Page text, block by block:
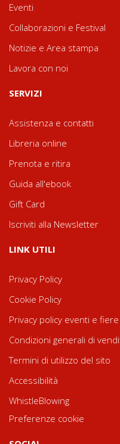
Eventi
Collaborazioni e Festival
Notizie e Area stampa
Lavora con noi
SERVIZI
Assistenza e contatti
Libreria online
Prenota e ritira
Guida all'ebook
Gift Card
Iscriviti alla Newsletter
LINK UTILI
Privacy Policy
Cookie Policy
Privacy policy eventi e fiere
Condizioni generali di
Termini di utilizzo del sito
Accessibilità
WhistleBlowing
Preferenze cookie